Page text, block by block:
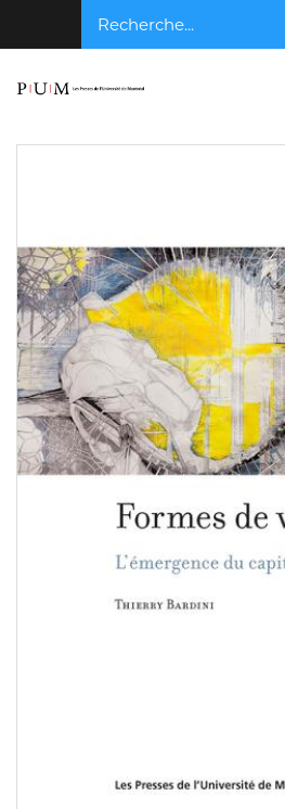
Recherche...